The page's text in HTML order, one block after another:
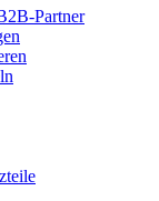
Partner